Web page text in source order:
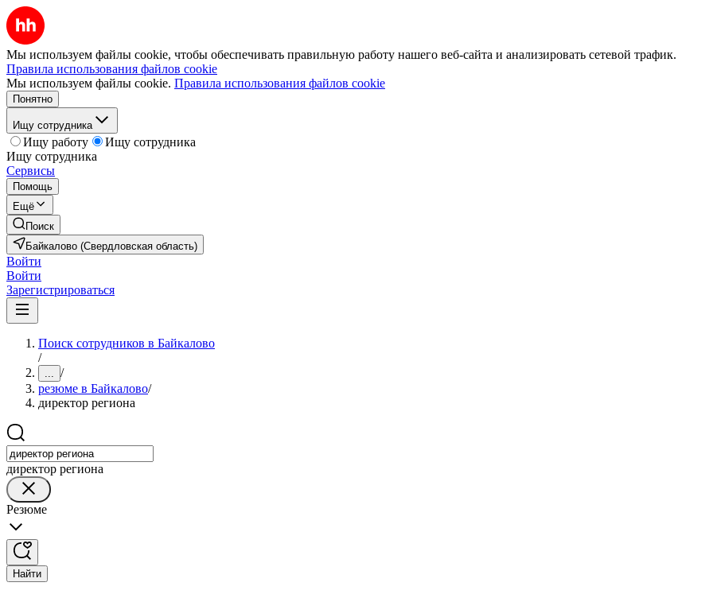
Мы используем файлы cookie, чтобы обеспечивать правильную работу нашего веб-сайта и анализировать сетевой трафик.
Правила использования файлов cookie
Мы используем файлы cookie. Правила использования файлов cookie
Понятно
Ищу сотрудника
Ищу работу
Ищу сотрудника
Ищу сотрудника
Сервисы
Помощь
Ещё
Поиск
Байкалово (Свердловская область)
Войти
Войти
Зарегистрироваться
Поиск сотрудников в Байкалово
/
... /
резюме в Байкалово/
директор региона
директор региона
Резюме
Найти